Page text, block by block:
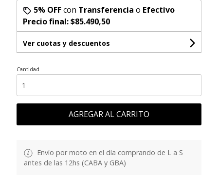
5% OFFcon Transferencia o Efectivo
Precio final:$85.490,50
Ver cuotas y descuentos
Cantidad
AGREGAR AL CARRITO
Envío por moto en el día comprando de L a S
antes de las 12hs (CABA y GBA)